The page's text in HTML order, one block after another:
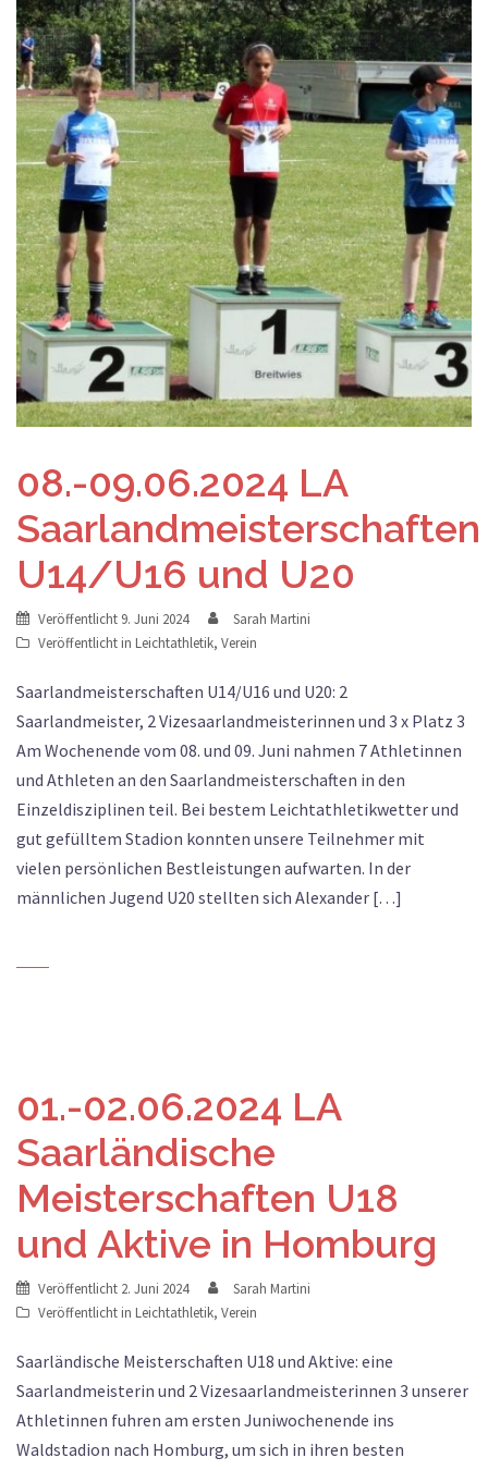
08.-09.06.2024 LA
Saarlandmeisterschaften
U14/U16 und U20
Veröffentlicht 9. Juni 2024
Sarah Martini
Veröffentlicht in Leichtathletik, Verein
Saarlandmeisterschaften U14/U16 und U20: 2
Saarlandmeister, 2 Vizesaarlandmeisterinnen und 3 x Platz 3
Am Wochenende vom 08. und 09. Juni nahmen 7 Athletinnen
und Athleten an den Saarlandmeisterschaften in den
Einzeldisziplinen teil. Bei bestem Leichtathletikwetter und
gut gefülltem Stadion konnten unsere Teilnehmer mit
vielen persönlichen Bestleistungen aufwarten. In der
männlichen Jugend U20 stellten sich Alexander […]
01.-02.06.2024 LA
Saarländische
Meisterschaften U18
und Aktive in Homburg
Veröffentlicht 2. Juni 2024
Sarah Martini
Veröffentlicht in Leichtathletik, Verein
Saarländische Meisterschaften U18 und Aktive: eine
Saarlandmeisterin und 2 Vizesaarlandmeisterinnen 3 unserer
Athletinnen fuhren am ersten Juniwochenende ins
Waldstadion nach Homburg, um sich in ihren besten